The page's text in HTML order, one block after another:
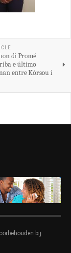
di Promé
e último
entre Kòrsou i
bij